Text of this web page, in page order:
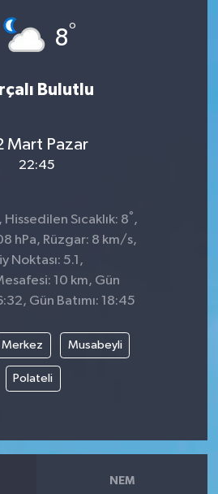
8°
Bulutlu
Mart Pazar
22:45
Sıcaklık: 8° ,
hPa, Rüzgar: 8 km/s,
Noktası: 5.1,
10 km, Gün
Gün Batımı: 18:45
Merkez Musabeyli
Polateli
NEM